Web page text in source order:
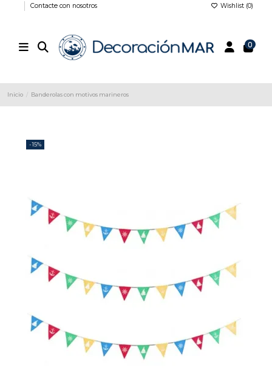
Contacte con nosotros Wishlist (0)
0
Inicio Banderolas con motivos marineros
-15%